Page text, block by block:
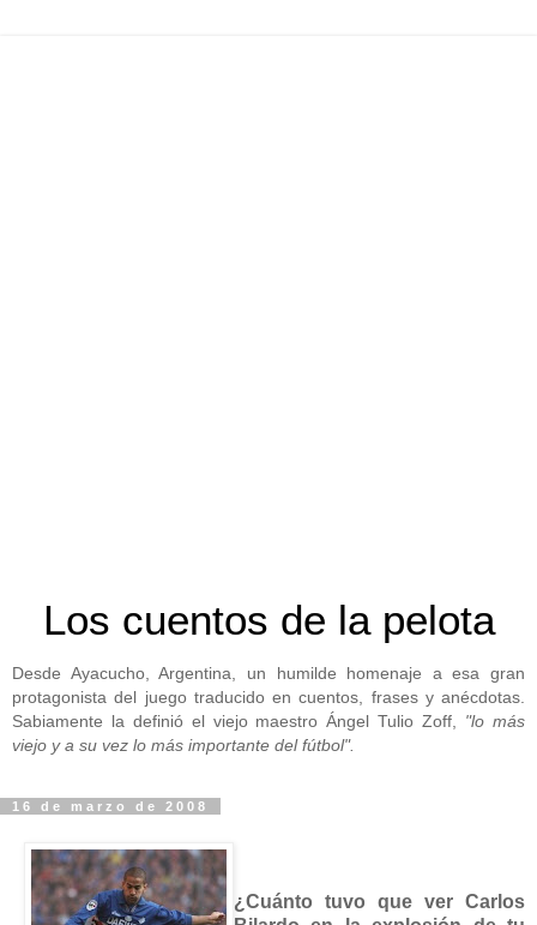
Los cuentos de la pelota
Desde Ayacucho, Argentina, un humilde homenaje a esa gran
protagonista del juego traducido en cuentos, frases y anécdotas.
Sabiamente la definió el viejo maestro Ángel Tulio Zoff, "lo más
viejo y a su vez lo más importante del fútbol".
16 de marzo de 2008
¿Cuánto tuvo que ver Carlos